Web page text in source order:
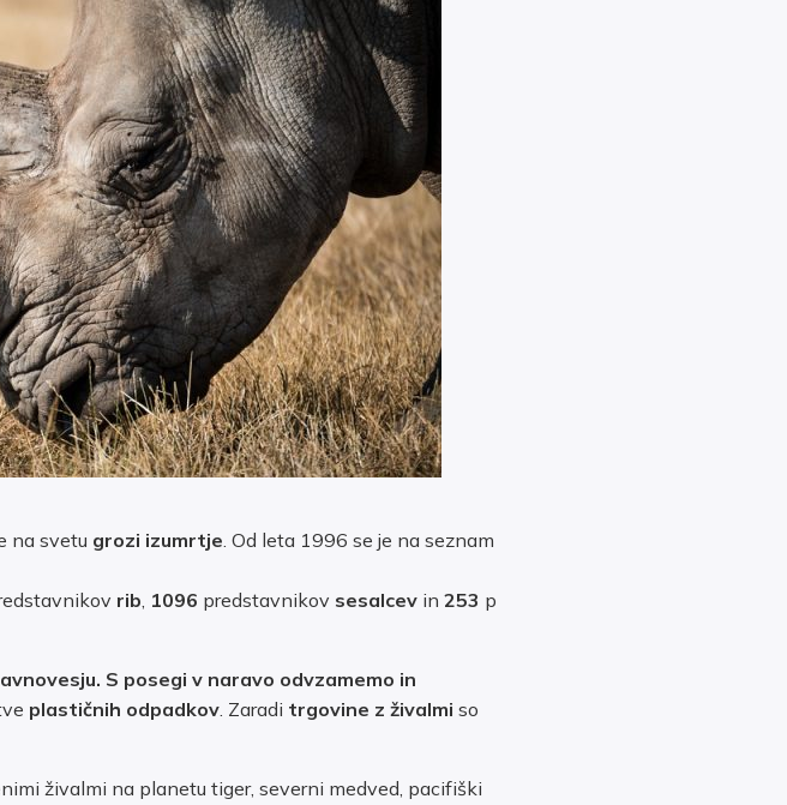
na svetu grozi izumrtje. Od leta 1996 se je na seznam
rib, 1096 predstavnikov sesalcev in 253 p
S posegi v naravo odvzamemo in
plastičnih odpadkov. Zaradi trgovine z živalmi so
živalmi na planetu tiger, severni medved, pacifiški